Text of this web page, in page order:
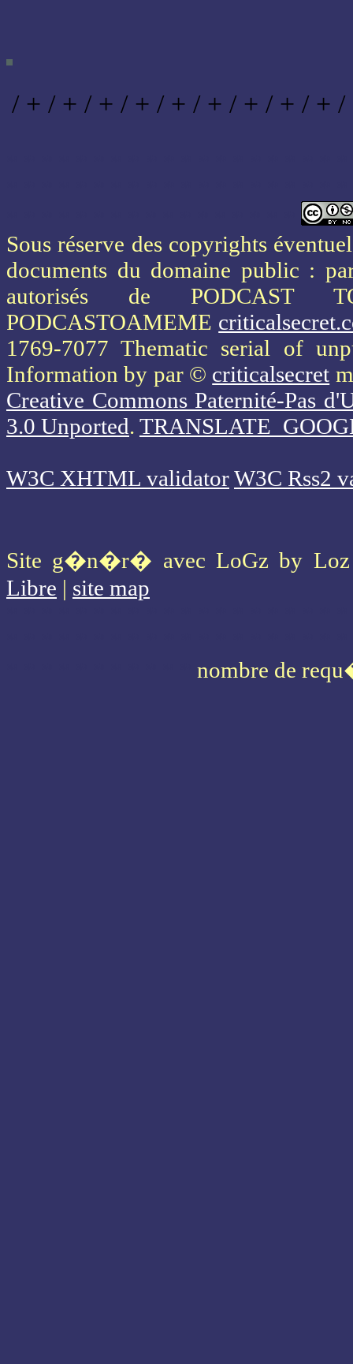
/ + / + / + / + / + / + / + / + / +
Sous réserve des copyrights
documents du domaine public :
autorisés de PODCAST
PODCASTOAMEME
1769-7077 Thematic serial of
Information by par © criticalsecret
Creative Commons Paternité-Pas
3.0 Unported.
W3C XHTML validatorW3C Rss2
Site g�n�r� avec LoGz by
Libre | site map
nombre de